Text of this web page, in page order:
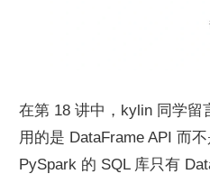
在第 18 讲中，kylin 同学留
用的是 DataFrame API 而
PySpark 的 SQL 库只有